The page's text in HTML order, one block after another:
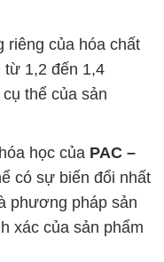
riêng của hóa chất
từ 1,2 đến 1,4
thể của sản
học của PAC –
có sự biến đổi nhất
phương pháp sản
xác của sản phẩm